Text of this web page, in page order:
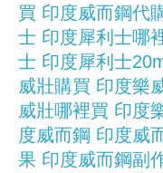
買 印度威而鋼代
士 印度犀利士哪
士 印度犀利士
威壯購買 印度樂
威壯哪裡買 印度
度威而鋼 印度威
果 印度威而鋼副